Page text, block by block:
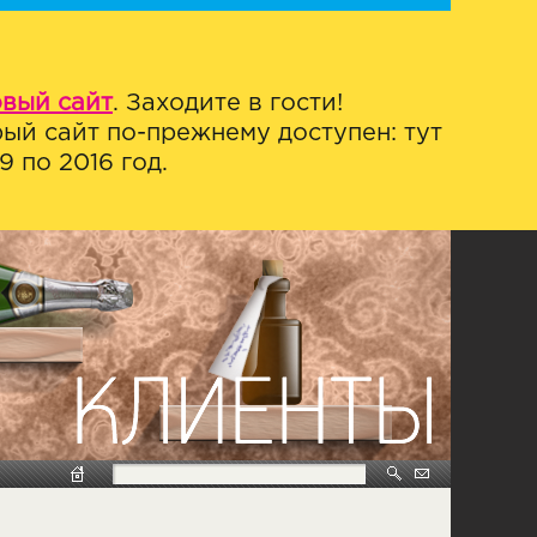
сайт. Заходите в гости!
сайт по-прежнему доступен: тут
по 2016 год.